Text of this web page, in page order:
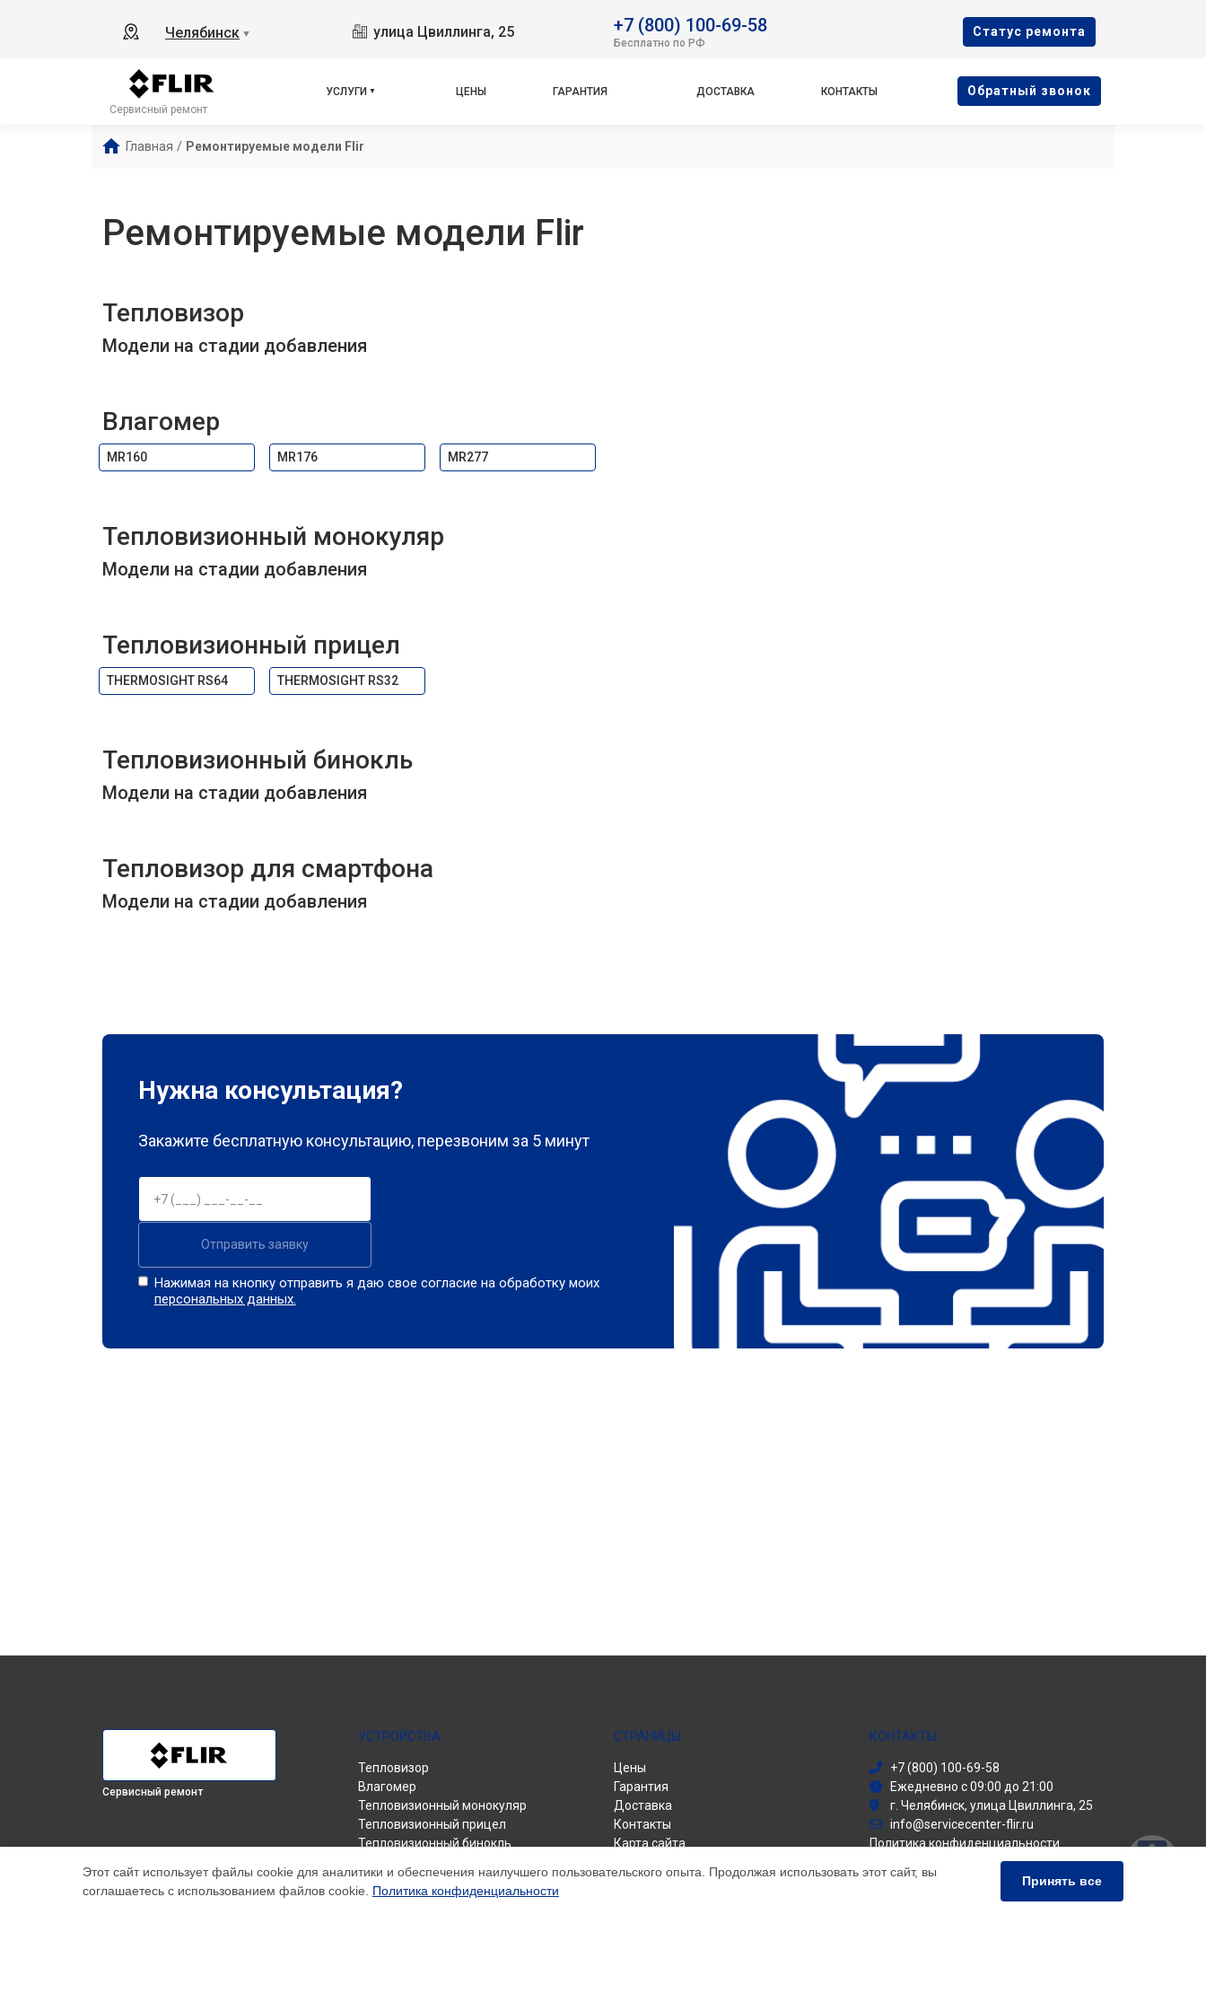
Челябинск ▼ улица Цвиллинга, 25 +7 (800) 100-69-58
Бесплатно по РФ
Cтатус ремонта
Сервисный ремонт
УСЛУГИ ЦЕНЫ ГАРАНТИЯ ДОСТАВКА КОНТАКТЫ Oбратный звонок
Главная / Ремонтируемые модели Flir
Ремонтируемые модели Flir
Тепловизор
Модели на стадии добавления
Влагомер
MR160 MR176 MR277
Тепловизионный монокуляр
Модели на стадии добавления
Тепловизионный прицел
THERMOSIGHT RS64 THERMOSIGHT RS32
Тепловизионный бинокль
Модели на стадии добавления
Тепловизор для смартфона
Модели на стадии добавления
Нужна консультация?
Закажите бесплатную консультацию, перезвоним за 5 минут
Отправить заявку
Нажимая на кнопку отправить я даю свое согласие на обработку моих
персональных данных.
Сервисный ремонт
УСТРОЙСТВА
Тепловизор
Влагомер
Тепловизионный монокуляр
Тепловизионный прицел
Тепловизионный бинокль
СТРАНИЦЫ
Цены
Гарантия
Доставка
Контакты
Карта сайта
КОНТАКТЫ
+7 (800) 100-69-58
Ежедневно с 09:00 до 21:00
г. Челябинск, улица Цвиллинга, 25
info@servicecenter-flir.ru
Политика конфиденциальности
Способы оплаты
Этот сайт использует файлы cookie для аналитики и обеспечения наилучшего пользовательского опыта. Продолжая использовать этот сайт, вы
соглашаетесь с использованием файлов cookie. Политика конфиденциальности
Принять все